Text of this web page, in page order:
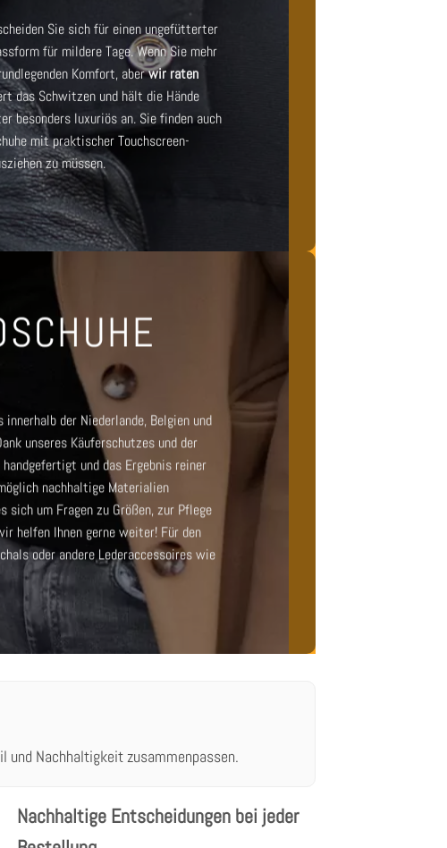
Sie sich für einen ungefütterter
für mildere Tage. Wenn Sie mehr
Komfort, aberwir raten
das Schwitzen und hält die Hände
besonders luxuriös an. Sie finden auch
mit praktischer Touchscreen-
zu müssen.
der Niederlande, Belgien und
unseres Käuferschutzes und der
und das Ergebnis reiner
nachhaltige Materialien
sich um Fragen zu Größen, zur Pflege
helfen Ihnen gerne weiter! Für den
oder andere Lederaccessoires wie
Nachhaltigkeit zusammenpassen.
Nachhaltige Entscheidungen bei jeder